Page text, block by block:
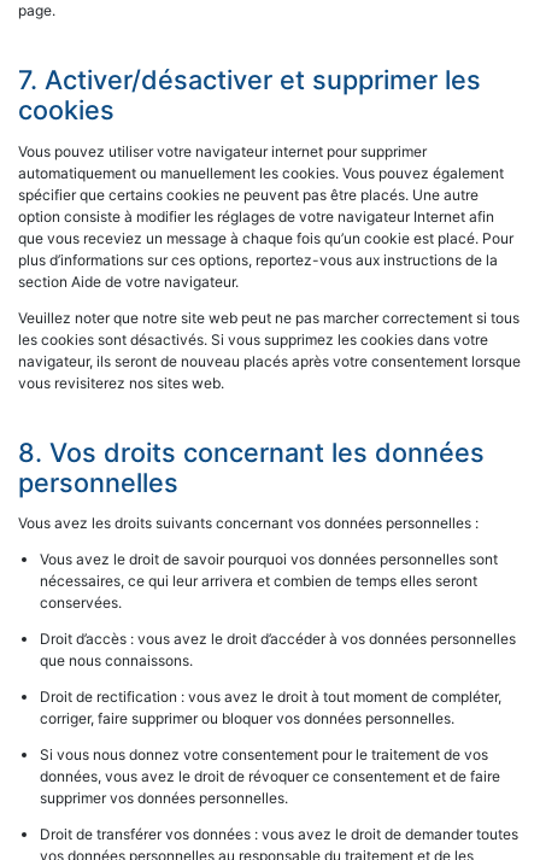
page.
7. Activer/désactiver et supprimer les
cookies
Vous pouvez utiliser votre navigateur internet pour supprimer
automatiquement ou manuellement les cookies. Vous pouvez également
spécifier que certains cookies ne peuvent pas être placés. Une autre
option consiste à modifier les réglages de votre navigateur Internet afin
que vous receviez un message à chaque fois qu’un cookie est placé. Pour
plus d’informations sur ces options, reportez-vous aux instructions de la
section Aide de votre navigateur.
Veuillez noter que notre site web peut ne pas marcher correctement si tous
les cookies sont désactivés. Si vous supprimez les cookies dans votre
navigateur, ils seront de nouveau placés après votre consentement lorsque
vous revisiterez nos sites web.
8. Vos droits concernant les données
personnelles
Vous avez les droits suivants concernant vos données personnelles :
Vous avez le droit de savoir pourquoi vos données personnelles sont
nécessaires, ce qui leur arrivera et combien de temps elles seront
conservées.
Droit d’accès : vous avez le droit d’accéder à vos données personnelles
que nous connaissons.
Droit de rectification : vous avez le droit à tout moment de compléter,
corriger, faire supprimer ou bloquer vos données personnelles.
Si vous nous donnez votre consentement pour le traitement de vos
données, vous avez le droit de révoquer ce consentement et de faire
supprimer vos données personnelles.
Droit de transférer vos données : vous avez le droit de demander toutes
vos données personnelles au responsable du traitement et de les